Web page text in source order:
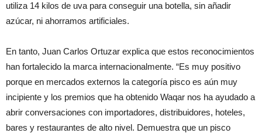
utiliza 14 kilos de uva para conseguir una botella, sin añadir
azúcar, ni ahorramos artificiales.
En tanto, Juan Carlos Ortuzar explica que estos reconocimientos
han fortalecido la marca internacionalmente. “Es muy positivo
porque en mercados externos la categoría pisco es aún muy
incipiente y los premios que ha obtenido Waqar nos ha ayudado a
abrir conversaciones con importadores, distribuidores, hoteles,
bares y restaurantes de alto nivel. Demuestra que un pisco